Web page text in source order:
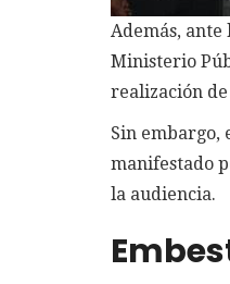
Además,
Ministerio
realización
Sin embargo,
manifestado
la audiencia.